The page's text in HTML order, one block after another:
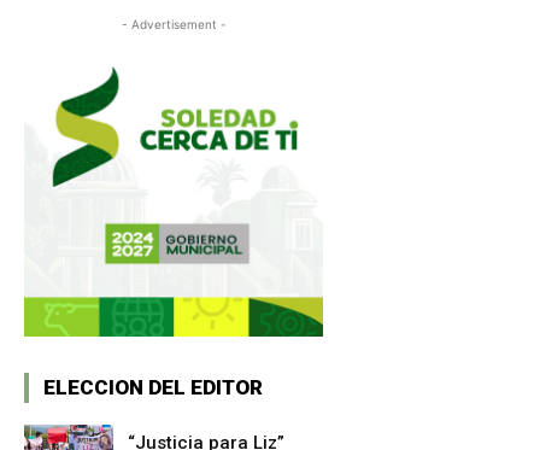
- Advertisement -
ELECCION DEL EDITOR
“Justicia para Liz”